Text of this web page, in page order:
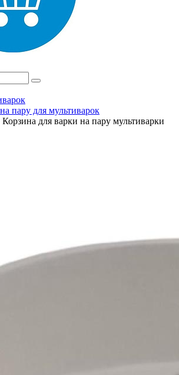
пару для мультиварок
для варки на пару мультиварки